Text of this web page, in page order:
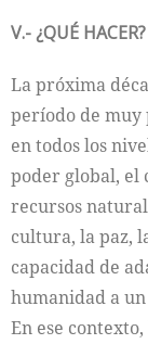
V.- ¿QUÉ HACER?
La próxima
período de muy
en todos los
poder global, el
recursos
cultura, la paz,
capacidad de
humanidad a
En ese